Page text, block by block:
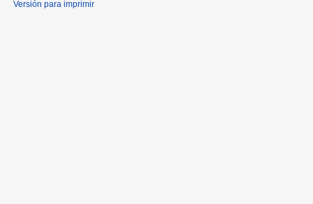
Versión para imprimir